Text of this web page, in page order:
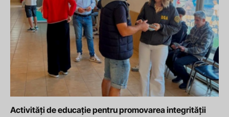
Activități de educație pentru promovarea integrității